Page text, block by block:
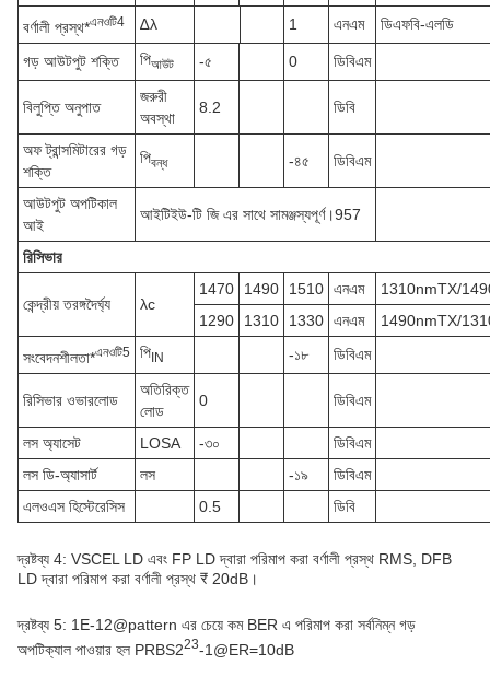
বর্ণালী প্রস্থ*এনওটি4 ∆λ 1 এনএম ডিএফবি-এলডি
গড় আউটপুট শক্তি পিআউট -৫ 0 ডিবিএম
বিলুপ্তি অনুপাত
জরুরী
অবস্থা
8.2 ডিবি
অফ ট্রান্সমিটারের গড়
শক্তি
পিবন্ধ -৪৫ ডিবিএম
আউটপুট অপটিকাল
আই
আইটিইউ-টি জি এর সাথে সামঞ্জস্যপূর্ণ।957
রিসিভার
কেন্দ্রীয় তরঙ্গদৈর্ঘ্য λc
1470 1490 1510 এনএম
1310nmTX/
1290
1310 1330 এনএম 1490nmTX/
সংবেদনশীলতা*এনওটি5 পিIN -১৮ ডিবিএম
রিসিভার ওভারলোড
অতিরিক্ত
লোড
0 ডিবিএম
লস অ্যাসেট LOSA -৩০
ডিবিএম
লস ডি-অ্যাসার্ট
লস -১৯
ডিবিএম
এলওএস হিস্টেরেসিস
0.5 ডিবি
দ্রষ্টব্য 4: VSCEL LD এবং FP LD দ্বারা পরিমাপ করা বর্ণালী প্রস্থ RMS, DFB
LD দ্বারা পরিমাপ করা বর্ণালী প্রস্থ ₹ 20dB।
দ্রষ্টব্য 5: 1E-12@pattern এর চেয়ে কম BER এ পরিমাপ করা সর্বনিম্ন গড়
অপটিক্যাল পাওয়ার হল PRBS223-1@ER=10dB